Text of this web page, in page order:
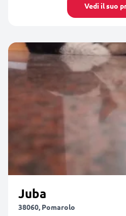
Vedi il suo
Juba
38060, Pomarolo